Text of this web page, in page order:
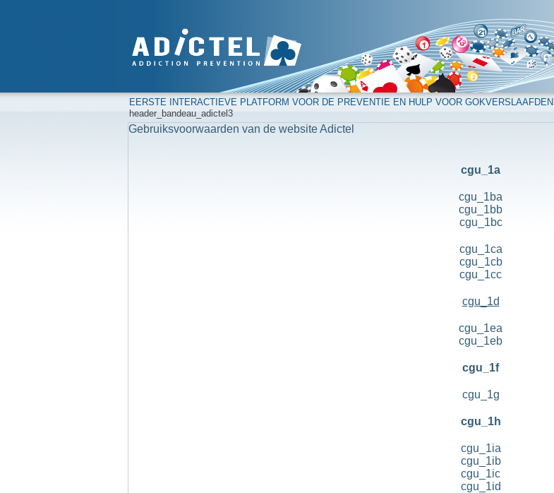
EERSTE INTERACTIEVE PLATFORM VOOR DE PREVENTIE EN HULP VOOR
header_bandeau_adictel3
Gebruiksvoorwaarden van de website Adictel
cgu_1a
cgu_1ba
cgu_1bb
cgu_1bc
cgu_1ca
cgu_1cb
cgu_1cc
cgu_1d
cgu_1ea
cgu_1eb
cgu_1f
cgu_1g
cgu_1h
cgu_1ia
cgu_1ib
cgu_1ic
cgu_1id